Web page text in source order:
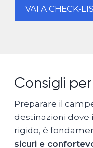
VAI A CHECK-
Consigli per
Preparare il
destinazioni
rigido, è
sicuri e